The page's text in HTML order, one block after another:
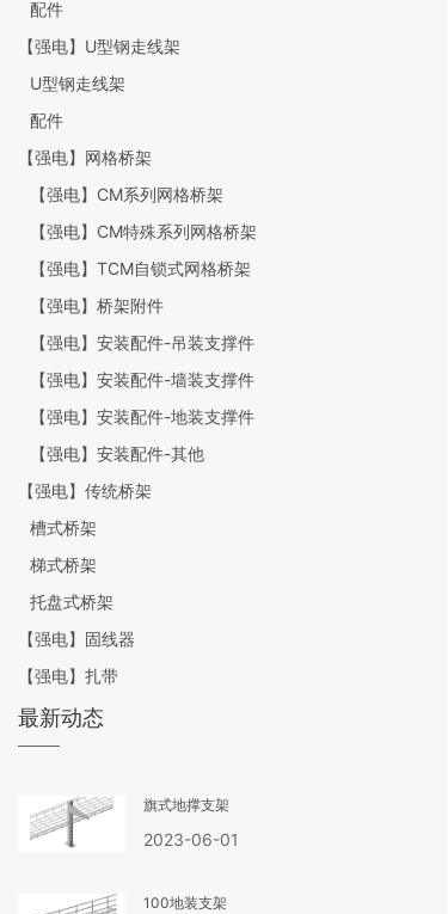
配件
【强电】U型钢走线架
U型钢走线架
配件
【强电】网格桥架
【强电】CM系列网格桥架
【强电】CM特殊系列网格桥架
【强电】TCM自锁式网格桥架
【强电】桥架附件
【强电】安装配件-吊装支撑件
【强电】安装配件-墙装支撑件
【强电】安装配件-地装支撑件
【强电】安装配件-其他
【强电】传统桥架
槽式桥架
梯式桥架
托盘式桥架
【强电】固线器
【强电】扎带
最新动态
旗式地撑支架
2023-06-01
100地装支架